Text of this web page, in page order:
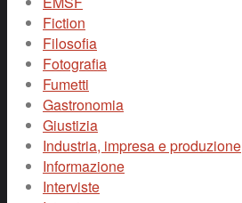
Fiction
Filosofia
Fotografia
Fumetti
Gastronomia
Giustizia
Industria, impresa e produzione
Informazione
Interviste